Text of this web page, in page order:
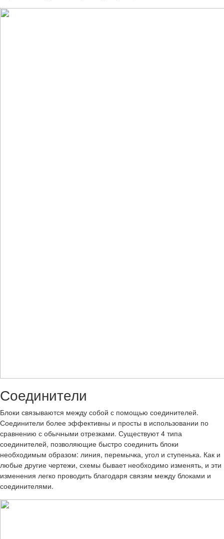
Соединители
Блоки связываются между собой с помощью соединителей.
Соединители более эффективны и просты в использовании по
сравнению с обычными отрезками. Существуют 4 типа
соединителей, позволяющие быстро соединить блоки
необходимым образом: линия, перемычка, угол и ступенька. Как и
любые другие чертежи, схемы бывает необходимо изменять, и эти
изменения легко проводить благодаря связям между блоками и
соединителями.